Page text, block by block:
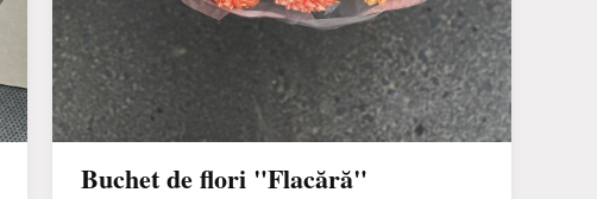
Buchet de flori "Flacără"